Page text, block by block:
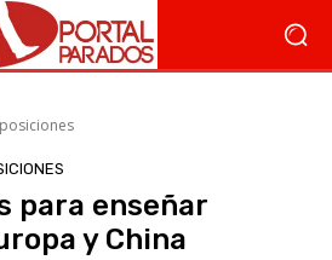
para enseñar
y China